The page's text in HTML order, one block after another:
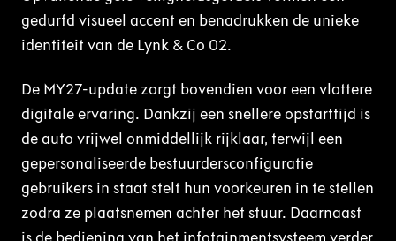
gedurfd visueel accent en benadrukken de unieke
identiteit van de Lynk & Co 02.
De MY27-update zorgt bovendien voor een vlottere
digitale ervaring. Dankzij een snellere opstarttijd is
de auto vrijwel onmiddellijk rijklaar, terwijl een
gepersonaliseerde bestuurdersconfiguratie
gebruikers in staat stelt hun voorkeuren in te stellen
zodra ze plaatsnemen achter het stuur. Daarnaast